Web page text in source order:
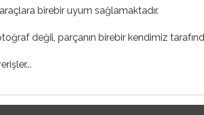
birebir uyum sağlamaktadır.
değil, parçanın birebir kendimiz